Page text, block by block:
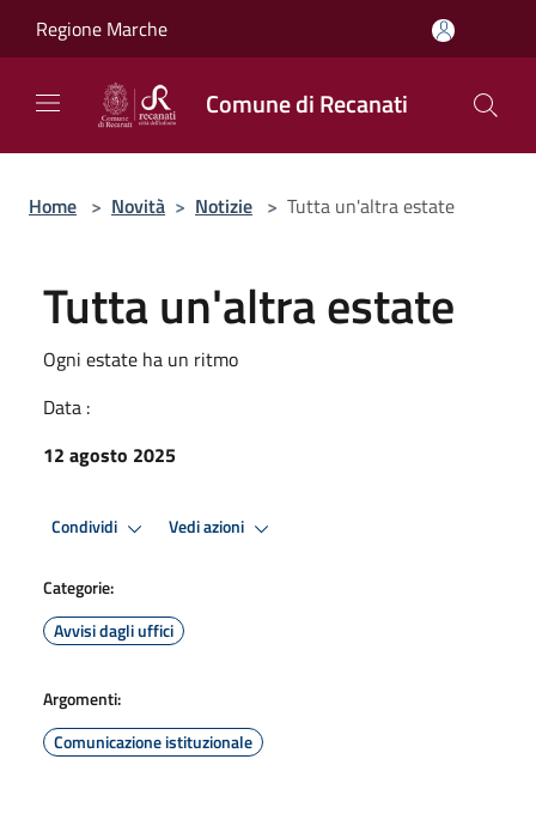
Regione Marche
Comune di Recanati
Home > Novità > Notizie > Tutta un'altra estate
Tutta un'altra estate
Ogni estate ha un ritmo
Data :
12 agosto 2025
Condividi Vedi azioni
Categorie:
Avvisi dagli uffici
Argomenti:
Comunicazione istituzionale